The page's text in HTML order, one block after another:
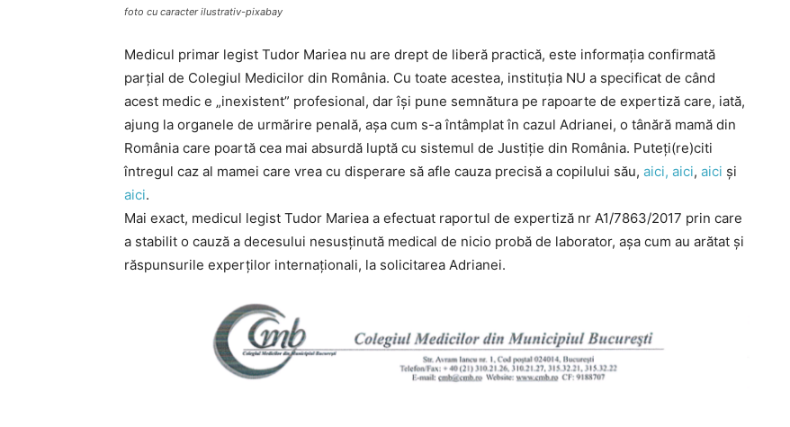
foto cu caracter ilustrativ-pixabay
Medicul primar legist Tudor Mariea nu are drept de liberă practică, este informația confirmată
parțial de Colegiul Medicilor din România. Cu toate acestea, instituția NU a specificat de când
acest medic e „inexistent” profesional, dar își pune semnătura pe rapoarte de expertiză care, iată,
ajung la organele de urmărire penală, așa cum s-a întâmplat în cazul Adrianei, o tânără mamă din
România care poartă cea mai absurdă luptă cu sistemul de Justiție din România. Puteți(re)citi
întregul caz al mamei care vrea cu disperare să afle cauza precisă a copilului său, aici, aici, aici și
aici.
Mai exact, medicul legist Tudor Mariea a efectuat raportul de expertiză nr A1/7863/2017 prin care
a stabilit o cauză a decesului nesusținută medical de nicio probă de laborator, așa cum au arătat și
răspunsurile experților internaționali, la solicitarea Adrianei.